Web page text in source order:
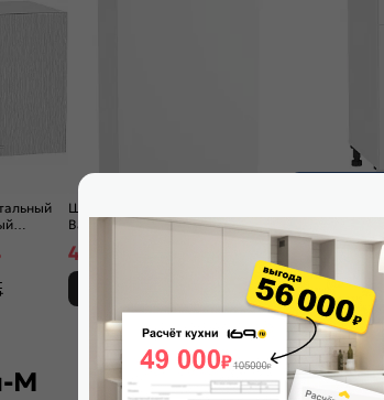
Шкаф верхний с 1-ой дверцей
Валерия-М В 500 Белый глянец-
4 438
глянец-Белый
В корзину
М